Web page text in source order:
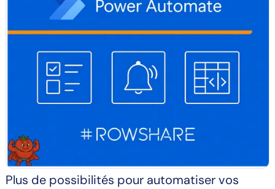
Plus de possibilités pour automatiser vos